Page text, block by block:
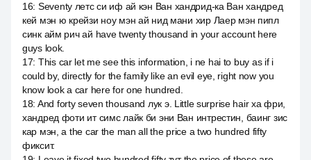
16: Seventy летс си иф ай кэн Ван хандрид-ка Ван хандред
кей мэн ю крейзи ноу мэн ай нид мани хир Лаер мэн пипл
синк айм рич ай have twenty thousand in your account here
guys look.
17: This car let me see this information, i ne hai to buy as if i
could by, directly for the family like an evil eye, right now you
know look a car here for one hundred.
18: And forty seven thousand лук э. Little surprise hair ха фри,
хандред фоти ит симс лайк би эни Ван интрестин, баинг зис
кар мэн, а the car the man all the price a two hundred fifty
фиксит.